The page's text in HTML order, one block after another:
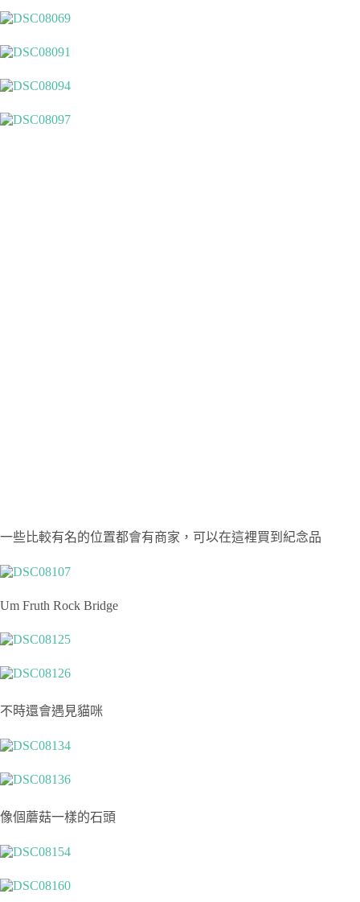
一些比較有名的位置都會有商家，可以在這裡買到紀念品
Um Fruth Rock Bridge
不時還會遇見貓咪
像個蘑菇一樣的石頭